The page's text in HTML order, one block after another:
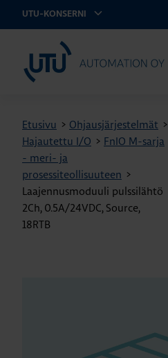
UTU-KONSERNI
UTU Automation
Etusivu > Ohjausjärjestelmät >
Hajautettu I/O > FnIO M-sarja
- meri- ja
prosessiteollisuuteen >
Laajennusmoduuli pulssilähtö
2Ch, 0.5A/24VDC, Source,
18RTB